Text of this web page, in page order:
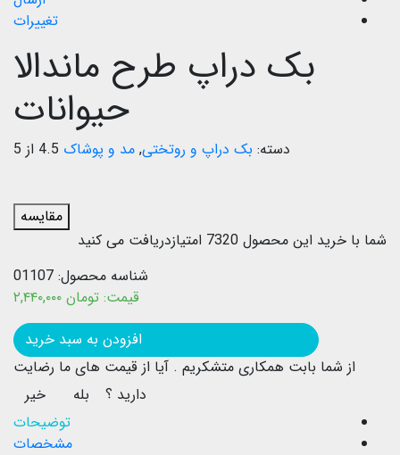
تغییرات
بک دراپ طرح ماندالا
حیوانات
دسته: بک دراپ و روتختی, مد و پوشاک 4.5 از 5
مقایسه
شما با خرید این محصول 7320 امتیازدریافت می کنید
شناسه محصول: 01107
قیمت: تومان
از شما بابت همکاری متشکریم . آیا از قیمت های ما رضایت
دارید ؟
بله
خیر
توضیحات
مشخصات